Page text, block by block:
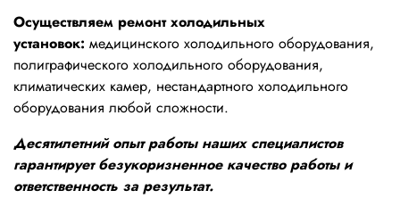
Осуществляем ремонт холодильных
установок: медицинского холодильного оборудования,
полиграфического холодильного оборудования,
климатических камер, нестандартного холодильного
оборудования любой сложности.
Десятилетний опыт работы наших специалистов
гарантирует безукоризненное качество работы и
ответственность за результат.